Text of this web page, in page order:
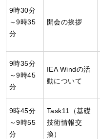
9時30分
～9時35
分
開会の挨拶
9時35分
～9時45
分
IEA Windの活
動について
9時45分
～9時55
分
Task11（基礎
技術情報交
換）